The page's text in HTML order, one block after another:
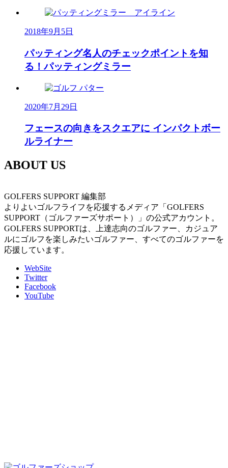
2018年9月5日
パッティング名人のチェックポイントを知
る！パッティングミラー
2020年7月29日
フェースの向きをスクエアに インパクトボー
ルライナー
ABOUT US
GOLFERS SUPPORT 編集部
よりよいゴルフライフを応援するメディア「GOLFERS
SUPPORT（ゴルファーズサポート）」の公式アカウント。
GOLFERS SUPPORTは、上達志向のゴルファー、カジュア
ルにゴルフを楽しみたいゴルファー、すべてのゴルファーを
応援しています。
WebSite
Twitter
Facebook
YouTube